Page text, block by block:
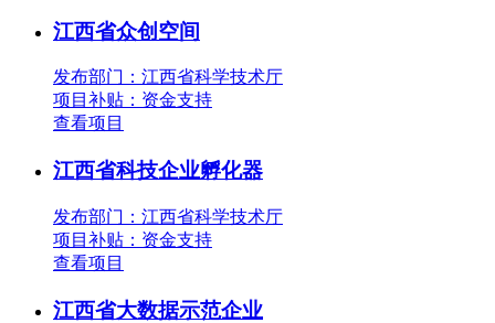
江西省众创空间
发布部门：江西省科学技术厅
项目补贴： 资金支持
查看项目
江西省科技企业孵化器
发布部门：江西省科学技术厅
项目补贴： 资金支持
查看项目
江西省大数据示范企业